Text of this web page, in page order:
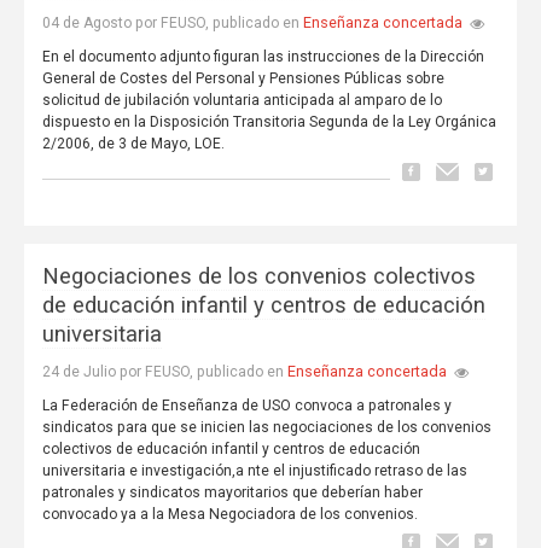
04 de Agosto por FEUSO, publicado en Enseñanza concertada
En el documento adjunto figuran las instrucciones de la Dirección
General de Costes del Personal y Pensiones Públicas sobre
solicitud de jubilación voluntaria anticipada al amparo de lo
dispuesto en la Disposición Transitoria Segunda de la Ley Orgánica
2/2006, de 3 de Mayo, LOE.
Negociaciones de los convenios colectivos
de educación infantil y centros de educación
universitaria
24 de Julio por FEUSO, publicado en Enseñanza concertada
La Federación de Enseñanza de USO convoca a patronales y
sindicatos para que se inicien las negociaciones de los convenios
colectivos de educación infantil y centros de educación
universitaria e investigación,a nte el injustificado retraso de las
patronales y sindicatos mayoritarios que deberían haber
convocado ya a la Mesa Negociadora de los convenios.